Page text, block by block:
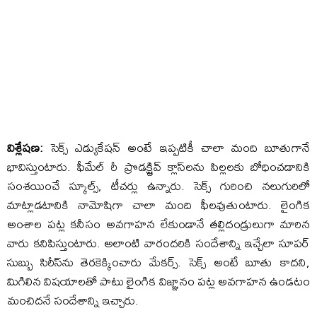
విశ్లేష‌ణ‌: సెక్స్ ఎడ్యుకేష‌న్ అంటే ఇప్ప‌టికీ చాలా మంది బూతుగానే
భావిస్తుంటారు. ఫీమేల్ రీ ప్రొడ‌క్ష్టివ్ క్లాస్‌ల‌ను పిల్ల‌ల‌కు బోధించ‌డానికి
సంశ‌యించే స్కూల్స్‌, టీచ‌ర్లు ఉన్నారు. సెక్స్ గురించి న‌లుగురిలో
మాట్లాడ‌టానికి నామోషిగా చాలా మంది ఫీల‌వుతుంటారు. లైంగిక
అంశాల ప‌ట్ల క‌నీసం అవ‌గాహ‌న లేకుండానే త‌ల్లిదండ్రులుగా మారిన
వారు క‌నిపిస్తుంటారు. అలాంటి వారంద‌రికి సందేశాన్ని ఇచ్చేలా సూప‌ర్
సుబ్బు సిరీస్‌ను తెర‌కెక్కించారు మేక‌ర్స్‌. సెక్స్ అంటే బూతు కాద‌ని,
మిగిలిన విష‌యాల‌తో పాటు లైంగిక విజ్ఞానం ప‌ట్ల అవ‌గాహ‌న ఉండ‌టం
మంచిద‌నే సందేశాన్ని ఇచ్చారు.